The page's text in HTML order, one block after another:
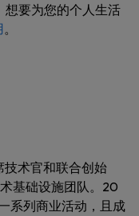
想要为您的个人生活
。
技术官和联合创始
基础设施团队。20
系列商业活动，且成